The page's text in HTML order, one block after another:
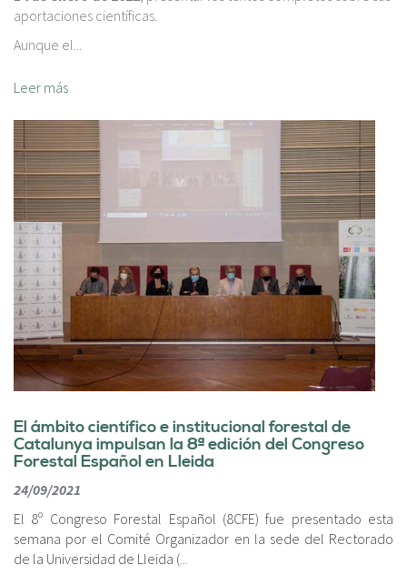
aportaciones científicas.
Aunque el...
Leer más
El ámbito científico e institucional forestal de
Catalunya impulsan la 8ª edición del Congreso
Forestal Español en Lleida
24/09/2021
El 8º Congreso Forestal Español (8CFE) fue presentado esta
semana por el Comité Organizador en la sede del Rectorado
de la Universidad de Lleida (...